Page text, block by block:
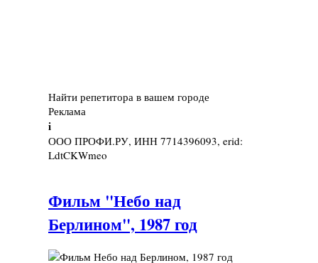
Найти репетитора в вашем городе
Реклама
i
ООО ПРОФИ.РУ, ИНН 7714396093, erid:
LdtCKWmeo
Фильм "Небо над
Берлином", 1987 год